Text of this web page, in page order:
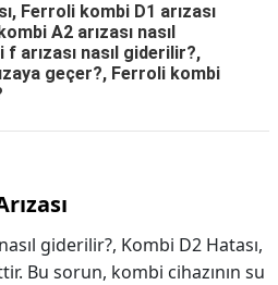
Ferroli kombi D1 arızası
A2 arızası nasıl
arızası nasıl giderilir?,
geçer?, Ferroli kombi
giderilir?, Kombi D2 Hatası,
Bu sorun, kombi cihazının su